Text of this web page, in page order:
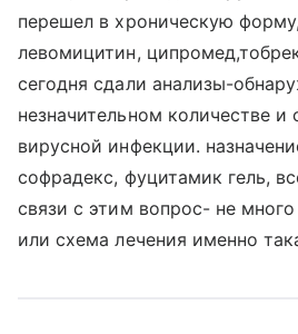
перешел в хроническую
левомицитин,
сегодня сдали анализы-
незначительном количестве
вирусной инфекции.
софрадекс, фуцитамик гель,
связи с этим вопрос- не
или схема лечения именно